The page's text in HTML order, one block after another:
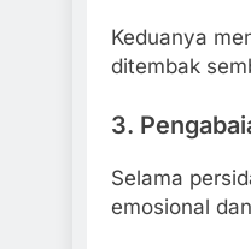
Keduanya
ditembak
3.
Selama
emosional